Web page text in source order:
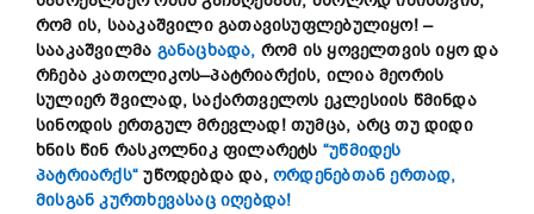
რომ ის, სააკაშვილი გათავისუფლებულიყო! –
სააკაშვილმა განაცხადა, რომ ის ყოველთვის იყო და
რჩება კათოლიკოს–პატრიარქის, ილია მეორის
სულიერ შვილად,საქართველოს ეკლესიის წმინდა
სინოდის ერთგულ მრევლად!თუმცა, არცთუდიდი
ხნის წინ რასკოლნიკფილარეტს “უწმიდეს
პატრიარქს“ უწოდებდა და,ორდენებთან ერთად,
მისგან კურთხევასაც იღებდა!